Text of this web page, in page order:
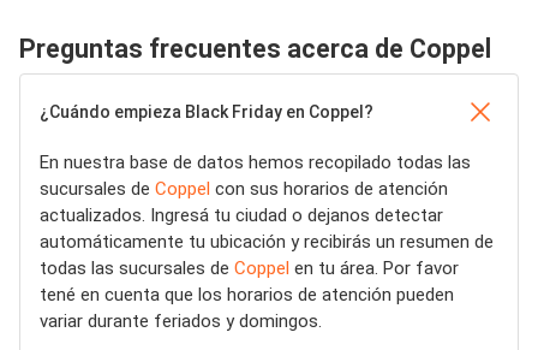
Preguntas frecuentes acerca de Coppel
¿Cuándo empieza Black Friday en Coppel?
En nuestra base de datos hemos recopilado todas las
sucursales de Coppel con sus horarios de atención
actualizados. Ingresá tu ciudad o dejanos detectar
automáticamente tu ubicación y recibirás un resumen de
todas las sucursales de Coppel en tu área. Por favor
tené en cuenta que los horarios de atención pueden
variar durante feriados y domingos.